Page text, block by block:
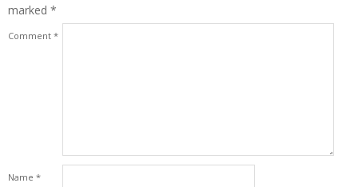
marked *
Comment *
Name *